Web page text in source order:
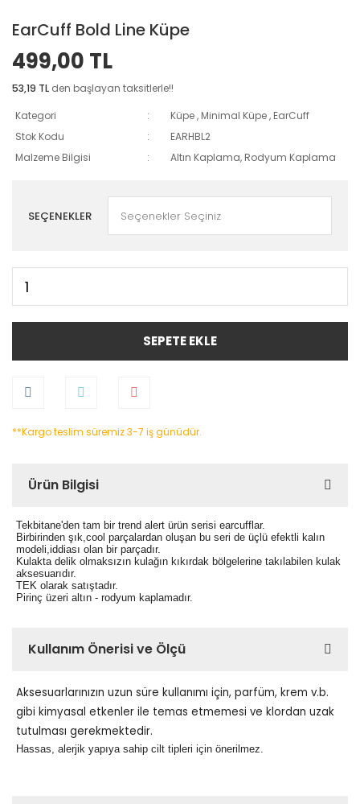
EarCuff Bold Line Küpe
499,00 TL
53,19 TL den başlayan taksitlerle!!
Kategori
Küpe, Minimal Küpe, EarCuff
Stok Kodu
EARHBL2
Malzeme Bilgisi
Altın Kaplama, Rodyum Kaplama
SEÇENEKLER
SEPETE EKLE
**Kargo teslim süremiz 3-7 iş günüdür.
Ürün Bilgisi
Tekbitane'den tam bir trend alert ürün serisi earcufflar.
Birbirinden şık,cool parçalardan oluşan bu seri de üçlü efektli kalın
modeli,iddiası olan bir parçadır.
Kulakta delik olmaksızın kulağın kıkırdak bölgelerine takılabilen kulak
aksesuarıdır.
TEK olarak satıştadır.
Pirinç üzeri altın - rodyum kaplamadır.
Kullanım Önerisi ve Ölçü
Aksesuarlarınızın uzun süre kullanımı için, parfüm, krem v.b.
gibi kimyasal etkenler ile temas etmemesi ve klordan uzak
tutulması gerekmektedir.
Hassas, alerjik yapıya sahip cilt tipleri için önerilmez.